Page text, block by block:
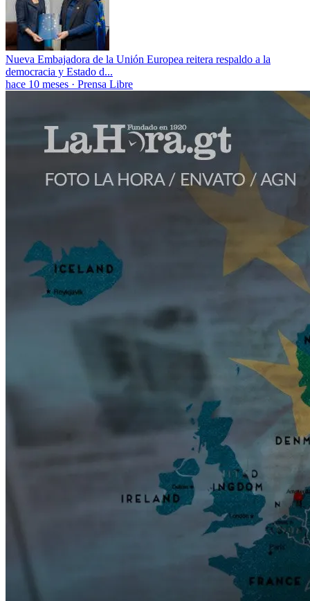
Nueva Embajadora de la Unión Europea reitera respaldo a la
democracia y Estado d...
hace 10 meses · Prensa Libre